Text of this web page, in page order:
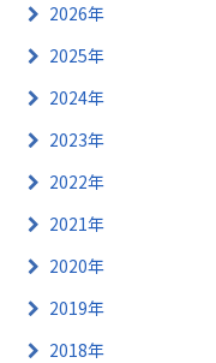
2026年
2025年
2024年
2023年
2022年
2021年
2020年
2019年
2018年